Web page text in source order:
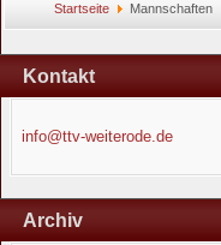
Startseite Mannschaften
Kontakt
info@ttv-weiterode.de
Archiv